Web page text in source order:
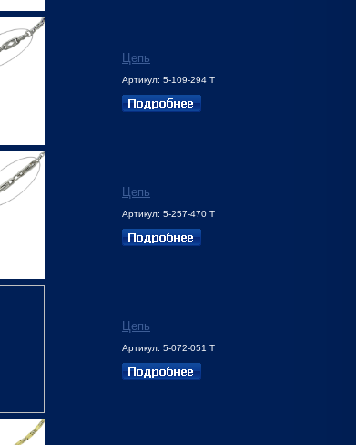
Цепь
Артикул: 5-109-294 Т
Цепь
Артикул: 5-257-470 Т
Цепь
Артикул: 5-072-051 Т